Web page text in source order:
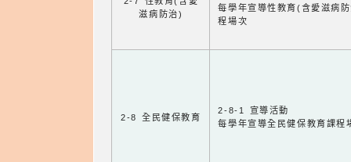
滋病防治)
每學年宣導性教育(含愛滋病
程場次
2-8 全民健保教育
2-8-1 宣導活動
每學年宣導全民健保教育課程